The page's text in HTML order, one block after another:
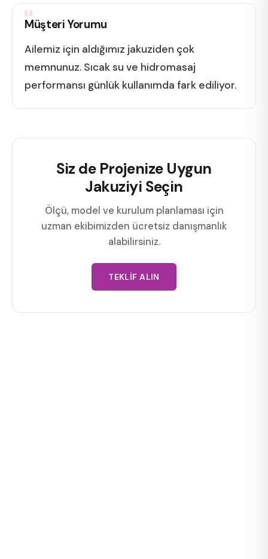
Müşteri Yorumu
Ailemiz için aldığımız jakuziden çok
memnunuz. Sıcak su ve hidromasaj
performansı günlük kullanımda fark ediliyor.
Siz de Projenize Uygun
Jakuziyi Seçin
Ölçü, model ve kurulum planlaması için
uzman ekibimizden ücretsiz danışmanlık
alabilirsiniz.
TEKLIF ALIN